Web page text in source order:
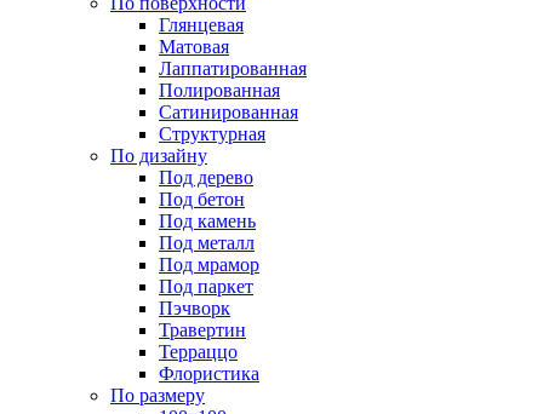
Глянцевая
Матовая
Лаппатированная
Полированная
Сатинированная
Структурная
По дизайну
Под дерево
Под бетон
Под камень
Под металл
Под мрамор
Под паркет
Пэчворк
Травертин
Терраццо
Флористика
По размеру